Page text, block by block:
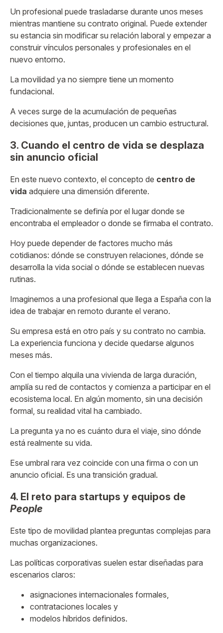
Un profesional puede trasladarse durante unos meses
mientras mantiene su contrato original. Puede extender
su estancia sin modificar su relación laboral y empezar a
construir vínculos personales y profesionales en el
nuevo entorno.
La movilidad ya no siempre tiene un momento
fundacional.
A veces surge de la acumulación de pequeñas
decisiones que, juntas, producen un cambio estructural.
3. Cuando el centro de vida se desplaza
sin anuncio oficial
En este nuevo contexto, el concepto de centro de
vida adquiere una dimensión diferente.
Tradicionalmente se definía por el lugar donde se
encontraba el empleador o donde se firmaba el contrato.
Hoy puede depender de factores mucho más
cotidianos: dónde se construyen relaciones, dónde se
desarrolla la vida social o dónde se establecen nuevas
rutinas.
Imaginemos a una profesional que llega a España con la
idea de trabajar en remoto durante el verano.
Su empresa está en otro país y su contrato no cambia.
La experiencia funciona y decide quedarse algunos
meses más.
Con el tiempo alquila una vivienda de larga duración,
amplía su red de contactos y comienza a participar en el
ecosistema local. En algún momento, sin una decisión
formal, su realidad vital ha cambiado.
La pregunta ya no es cuánto dura el viaje, sino dónde
está realmente su vida.
Ese umbral rara vez coincide con una firma o con un
anuncio oficial. Es una transición gradual.
4. El reto para startups y equipos de
People
Este tipo de movilidad plantea preguntas complejas para
muchas organizaciones.
Las políticas corporativas suelen estar diseñadas para
escenarios claros:
asignaciones internacionales formales,
contrataciones locales y
modelos híbridos definidos.